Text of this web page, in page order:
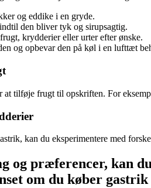
og eddike i en gryde.
den bliver tyk og sirupsagtig.
krydderier eller urter efter ønske.
og opbevar den på køl i en lufttæt
tilføje frugt til opskriften. For
kan du eksperimentere med
og præferencer, kan
om du køber